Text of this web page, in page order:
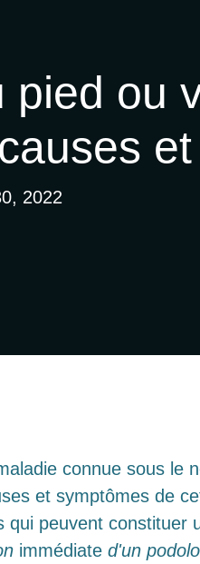
pied ou
causes
2022
connue sous le
et symptômes de
peuvent constituer
immédiate d'un